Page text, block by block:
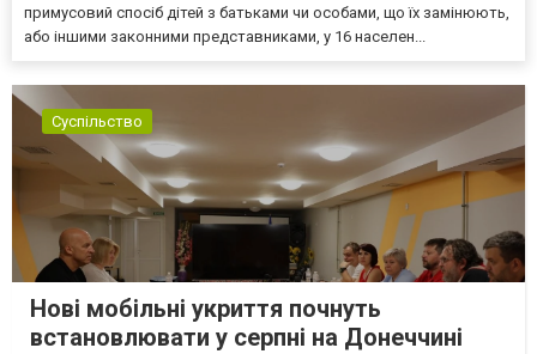
примусовий спосіб дітей з батьками чи особами, що їх замінюють,
або іншими законними представниками, у 16 населен...
Суспільство
Нові мобільні укриття почнуть
встановлювати у серпні на Донеччині